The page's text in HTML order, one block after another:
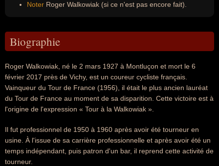
Noter Roger Walkowiak (si ce n'est pas encore fait).
Biographie
Roger Walkowiak, né le 2 mars 1927 à Montluçon et mort le 6
février 2017 près de Vichy, est un coureur cycliste français.
Vainqueur du Tour de France (1956), il était le plus ancien lauréat
du Tour de France au moment de sa disparition. Cette victoire est à
l'origine de l'expression « Tour à la Walkowiak ».
Il fut professionnel de 1950 à 1960 après avoir été tourneur en
usine. À l'issue de sa carrière professionnelle et après avoir été un
temps indépendant, puis patron d'un bar, il reprend cette activité de
tourneur.